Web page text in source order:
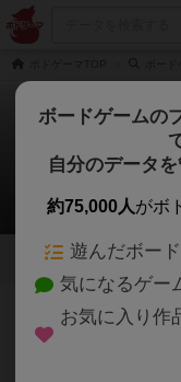
次
1
『脳トレーカルトン
このゲームのトップペー
が近いボードゲームをラン
ボードゲームの
自分のデータ
約75,000人がボ
遊んだボー
気になるゲー
お気に入り作